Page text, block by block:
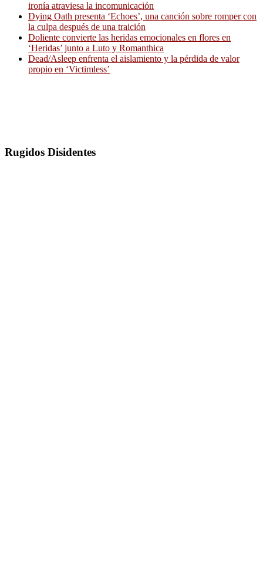
ironía atraviesa la incomunicación
Dying Oath presenta ‘Echoes’, una canción sobre romper con
la culpa después de una traición
Doliente convierte las heridas emocionales en flores en
‘Heridas’ junto a Luto y Romanthica
Dead/Asleep enfrenta el aislamiento y la pérdida de valor
propio en ‘Victimless’
Rugidos Disidentes